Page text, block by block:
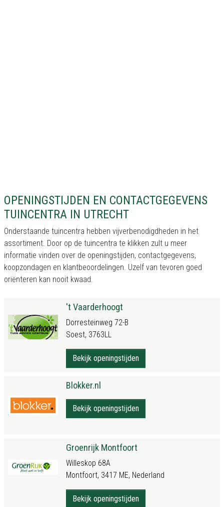
OPENINGSTIJDEN EN CONTACTGEGEVENS
TUINCENTRA IN UTRECHT
Onderstaande tuincentra hebben vijverbenodigdheden in het
assortiment. Door op de tuincentra te klikken zult u meer
informatie vinden over de openingstijden, contactgegevens,
koopzondagen en klantbeoordelingen. Uzelf van tevoren goed
oriënteren kan nooit kwaad.
't Vaarderhoogt
Dorresteinweg 72-B
Soest, 3763LL
Bekijk openingstijden
Blokker.nl
Bekijk openingstijden
Groenrijk Montfoort
Willeskop 68A
Montfoort, 3417 ME, Nederland
Bekijk openingstijden